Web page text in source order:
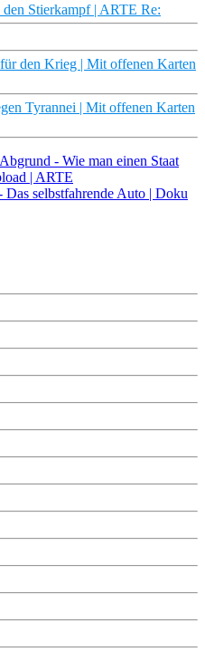
Stierkampf | ARTE Re:
den Krieg | Mit offenen Karten
Tyrannei | Mit offenen Karten
- Wie man einen Staat
| ARTE
selbstfahrende Auto | Doku